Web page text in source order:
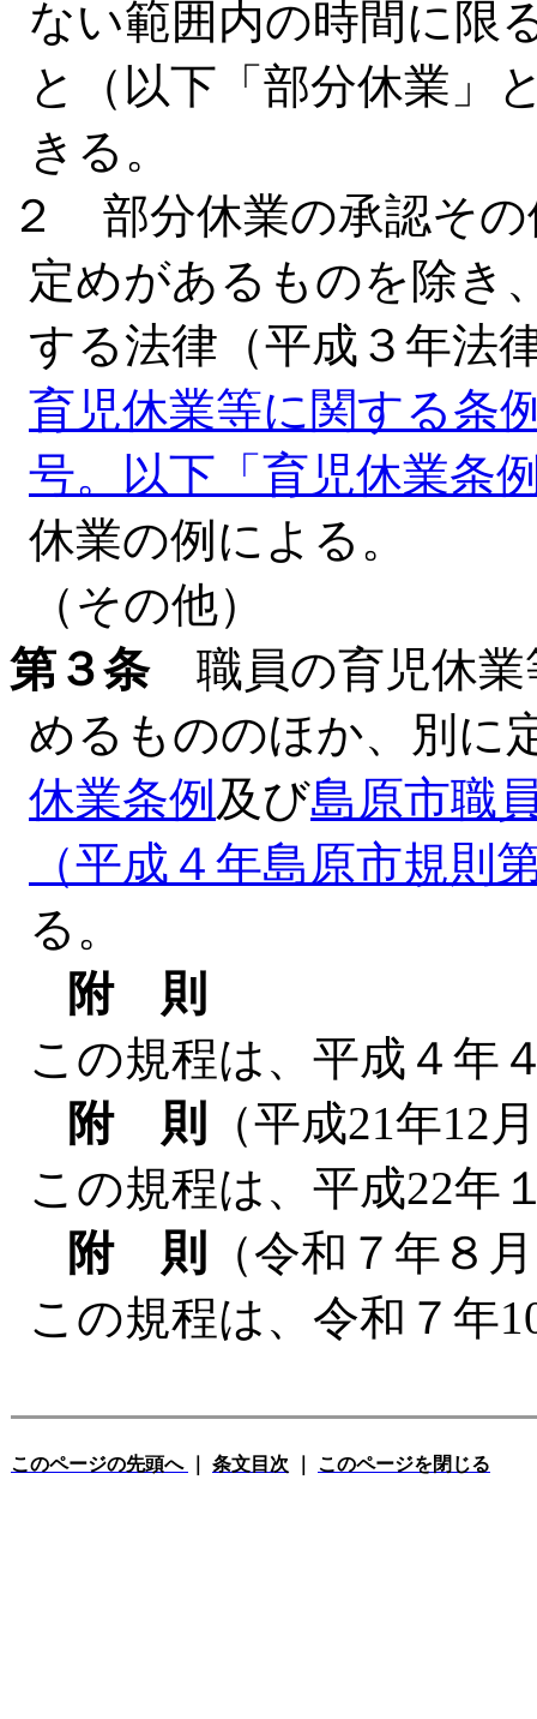
ない範囲内の時間に限
と（以下「部分休業」
きる。
２ 部分休業の承認そ
定めがあるものを除き
する法律（平成３年法
育児休業等に関する条
号。以下「育児休業条
休業の例による。
（その他）
第３条職員の育児休業
めるもののほか、別に
休業条例 及び島原市職
（平成４年島原市規則
る。
附 則
この規程は、平成４年
附 則
（平成21年12
この規程は、平成22年
附 則
（令和７年８
この規程は、令和７年
このページの先頭へ 条文目次 このページを閉じる